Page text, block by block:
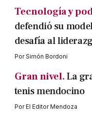
Tecnología y
defendió su
desafía al
PorSimón Bordoni
Gran nivel.La
tenis mendocino
PorEl Editor Mendoza